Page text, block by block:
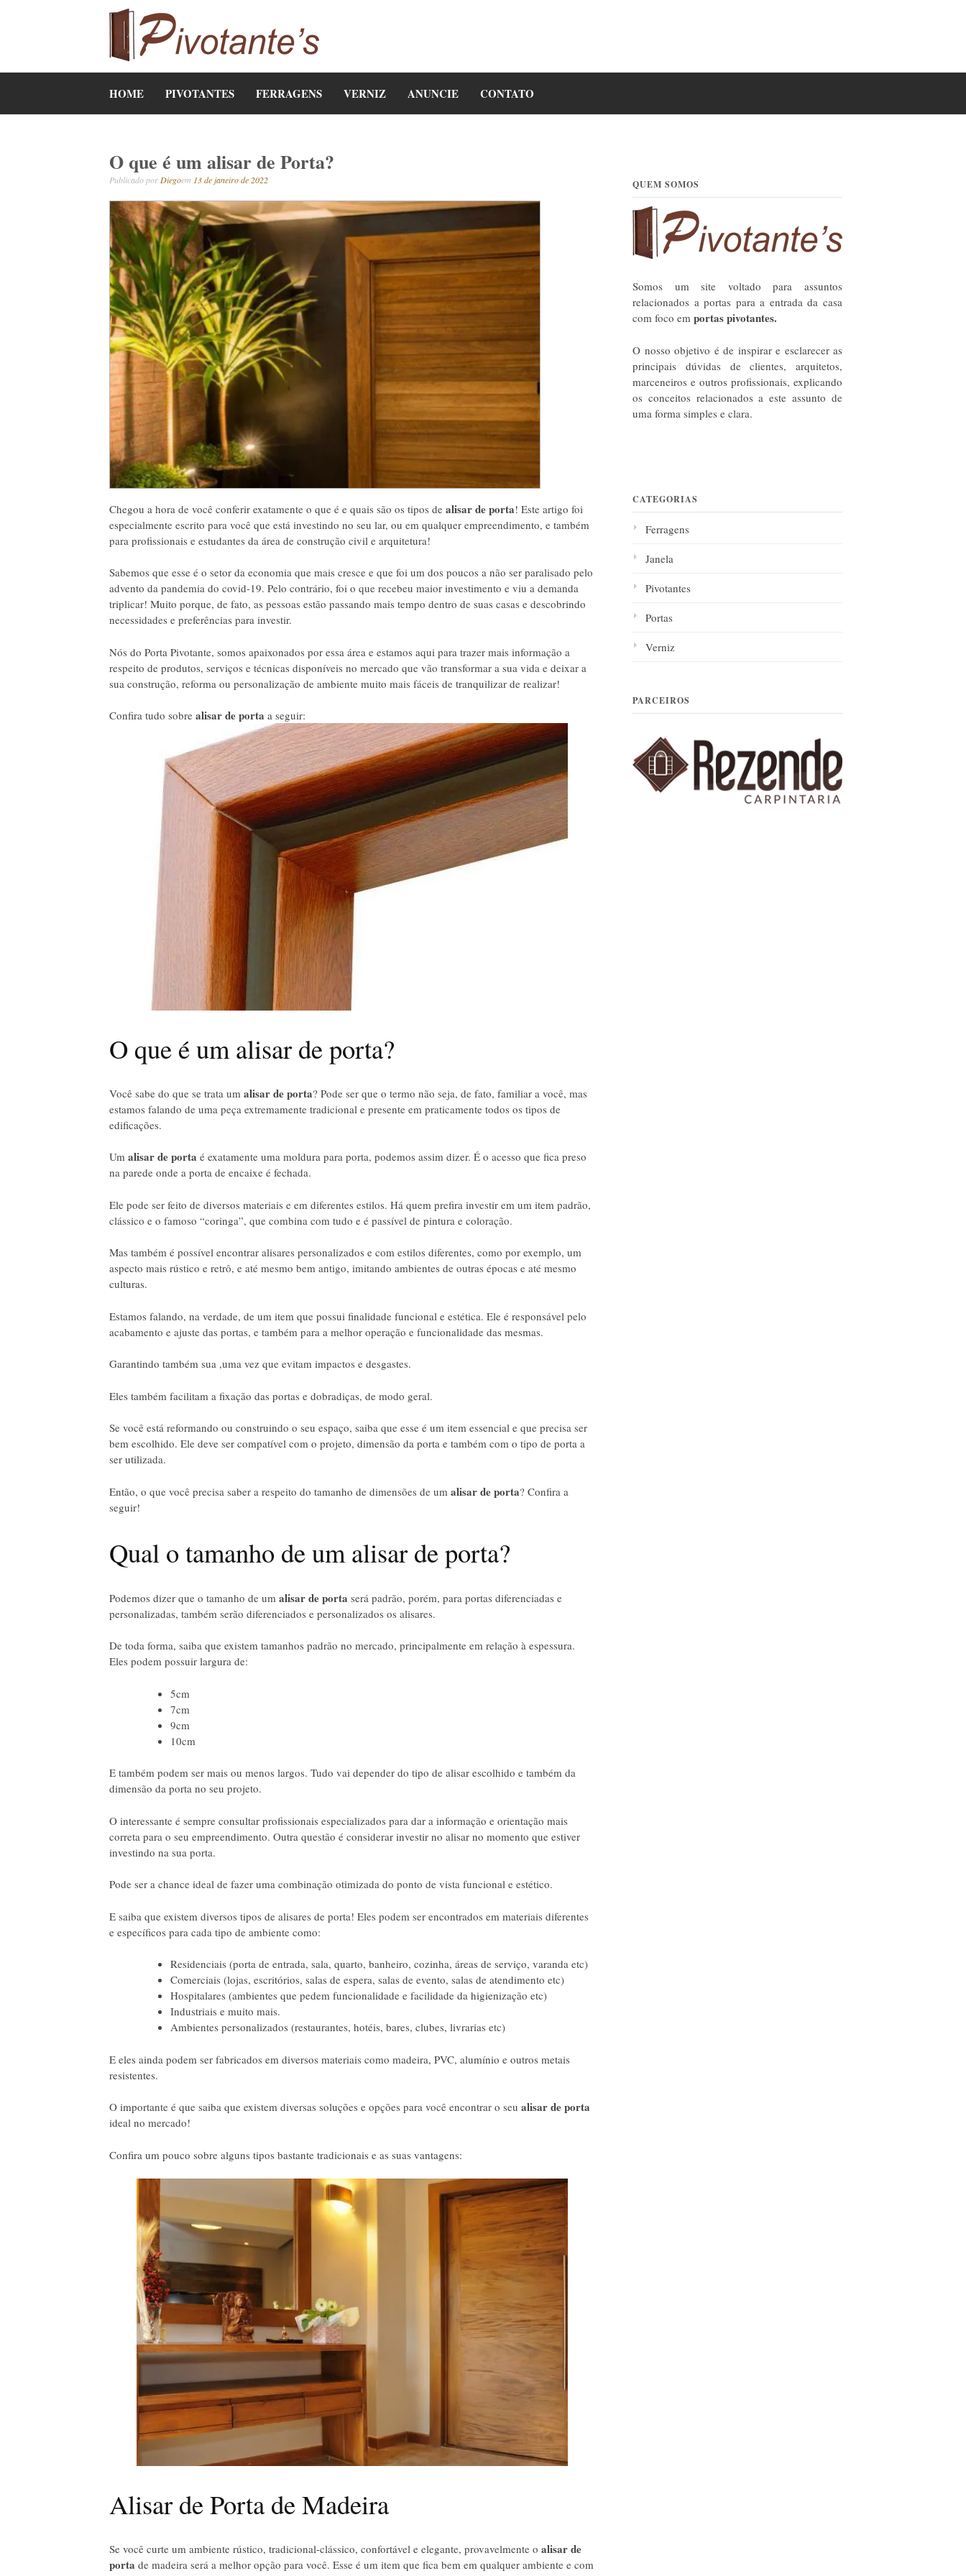
PIVOTANTES
Tudo sobre porta pivotante!
HOME PIVOTANTES FERRAGENS VERNIZ ANUNCIE CONTATO
O que é um alisar de Porta?
Publicado por Diegoem 13 de janeiro de 2022
Chegou a hora de você conferir exatamente o que é e quais são os tipos de alisar de porta! Este artigo foi
especialmente escrito para você que está investindo no seu lar, ou em qualquer empreendimento, e também
para profissionais e estudantes da área de construção civil e arquitetura!
Sabemos que esse é o setor da economia que mais cresce e que foi um dos poucos a não ser paralisado pelo
advento da pandemia do covid-19. Pelo contrário, foi o que recebeu maior investimento e viu a demanda
triplicar! Muito porque, de fato, as pessoas estão passando mais tempo dentro de suas casas e descobrindo
necessidades e preferências para investir.
Nós do Porta Pivotante, somos apaixonados por essa área e estamos aqui para trazer mais informação a
respeito de produtos, serviços e técnicas disponíveis no mercado que vão transformar a sua vida e deixar a
sua construção, reforma ou personalização de ambiente muito mais fáceis de tranquilizar de realizar!
Confira tudo sobre alisar de porta a seguir:
O que é um alisar de porta?
Você sabe do que se trata um alisar de porta? Pode ser que o termo não seja, de fato, familiar a você, mas
estamos falando de uma peça extremamente tradicional e presente em praticamente todos os tipos de
edificações.
Um alisar de porta é exatamente uma moldura para porta, podemos assim dizer. É o acesso que fica preso
na parede onde a porta de encaixe é fechada.
Ele pode ser feito de diversos materiais e em diferentes estilos. Há quem prefira investir em um item padrão,
clássico e o famoso “coringa”, que combina com tudo e é passível de pintura e coloração.
Mas também é possível encontrar alisares personalizados e com estilos diferentes, como por exemplo, um
aspecto mais rústico e retrô, e até mesmo bem antigo, imitando ambientes de outras épocas e até mesmo
culturas.
Estamos falando, na verdade, de um item que possui finalidade funcional e estética. Ele é responsável pelo
acabamento e ajuste das portas, e também para a melhor operação e funcionalidade das mesmas.
Garantindo também sua ,uma vez que evitam impactos e desgastes.
Eles também facilitam a fixação das portas e dobradiças, de modo geral.
Se você está reformando ou construindo o seu espaço, saiba que esse é um item essencial e que precisa ser
bem escolhido. Ele deve ser compatível com o projeto, dimensão da porta e também com o tipo de porta a
ser utilizada.
Então, o que você precisa saber a respeito do tamanho de dimensões de um alisar de porta? Confira a
seguir!
Qual o tamanho de um alisar de porta?
Podemos dizer que o tamanho de um alisar de porta será padrão, porém, para portas diferenciadas e
personalizadas, também serão diferenciados e personalizados os alisares.
De toda forma, saiba que existem tamanhos padrão no mercado, principalmente em relação à espessura.
Eles podem possuir largura de:
5cm
7cm
9cm
10cm
E também podem ser mais ou menos largos. Tudo vai depender do tipo de alisar escolhido e também da
dimensão da porta no seu projeto.
O interessante é sempre consultar profissionais especializados para dar a informação e orientação mais
correta para o seu empreendimento. Outra questão é considerar investir no alisar no momento que estiver
investindo na sua porta.
Pode ser a chance ideal de fazer uma combinação otimizada do ponto de vista funcional e estético.
E saiba que existem diversos tipos de alisares de porta! Eles podem ser encontrados em materiais diferentes
e específicos para cada tipo de ambiente como:
Residenciais (porta de entrada, sala, quarto, banheiro, cozinha, áreas de serviço, varanda etc)
Comerciais (lojas, escritórios, salas de espera, salas de evento, salas de atendimento etc)
Hospitalares (ambientes que pedem funcionalidade e facilidade da higienização etc)
Industriais e muito mais.
Ambientes personalizados (restaurantes, hotéis, bares, clubes, livrarias etc)
E eles ainda podem ser fabricados em diversos materiais como madeira, PVC, alumínio e outros metais
resistentes.
O importante é que saiba que existem diversas soluções e opções para você encontrar o seu alisar de porta
ideal no mercado!
Confira um pouco sobre alguns tipos bastante tradicionais e as suas vantagens:
Alisar de Porta de Madeira
Se você curte um ambiente rústico, tradicional-clássico, confortável e elegante, provavelmente o alisar de
porta de madeira será a melhor opção para você. Esse é um item que fica bem em qualquer ambiente e com
QUEM SOMOS
Somos um site voltado para assuntos
relacionados a portas para a entrada da casa
com foco em portas pivotantes.
O nosso objetivo é de inspirar e esclarecer as
principais dúvidas de clientes, arquitetos,
marceneiros e outros profissionais, explicando
os conceitos relacionados a este assunto de
uma forma simples e clara.
CATEGORIAS
Ferragens
Janela
Pivotantes
Portas
Verniz
PARCEIROS